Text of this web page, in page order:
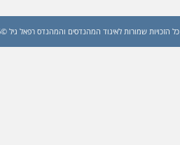
כל הזכויות שמורות לאיגוד המהנדסים והמהנדס רפאל גיל ©2026 (עדכון: 2026)